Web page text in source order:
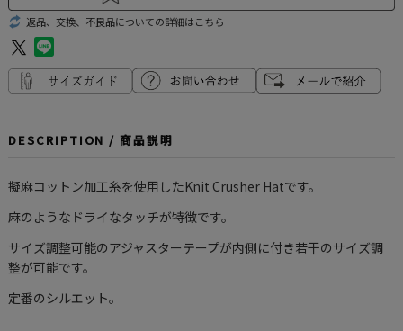
返品、交換、不良品についての詳細はこちら
DESCRIPTION / 商品説明
擬麻コットン加工糸を使用したKnit Crusher Hatです。
麻のようなドライなタッチが特徴です。
サイズ調整可能のアジャスターテープが内側に付き若干のサイズ調
整が可能です。
定番のシルエット。